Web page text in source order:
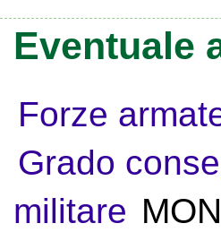
Eventuale
Forze
Grado
militare